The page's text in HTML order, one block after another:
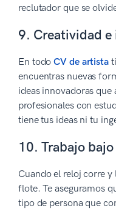
reclutador que se
9. Creatividad e
En todoCV de artista
encuentras nuevas
ideas innovadoras
profesionales con
tiene tus ideas ni tu
10. Trabajo
Cuando el reloj corre y
flote. Te aseguramos
tipo de persona que